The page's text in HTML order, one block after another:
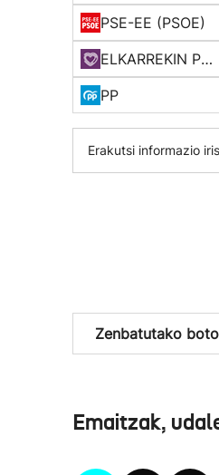
PSE-EE (PSOE)
ELKARREKIN PODEMOS
PP
Erakutsi informazio
Zenbatutako
Emaitzak,